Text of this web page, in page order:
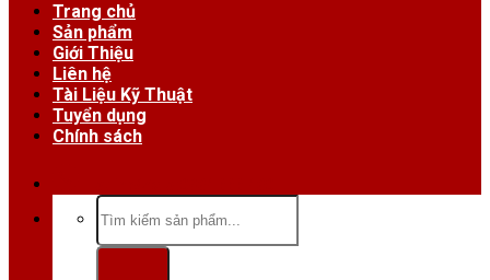
Trang chủ
Sản phẩm
Giới Thiệu
Liên hệ
Tài Liệu Kỹ Thuật
Tuyển dụng
Chính sách
Tìm
kiếm: